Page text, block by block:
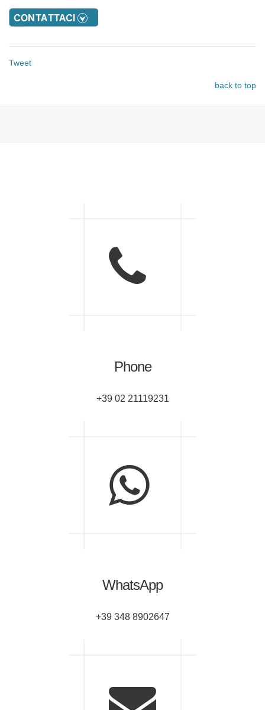
Tweet
back to top
Phone
+39 02 21119231
WhatsApp
+39 348 8902647